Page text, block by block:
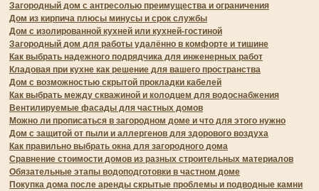
Загородный дом с антресолью преимущества и ограничения
Дом из кирпича плюсы минусы и срок службы
Дом с изолированной кухней или кухней-гостиной
Загородный дом для работы удалённо в комфорте и тишине
Как выбрать надежного подрядчика для инженерных работ
Кладовая при кухне как решение для вашего пространства
Дом с возможностью скрытой прокладки кабелей
Как выбрать между скважиной и колодцем для водоснабжения
Вентилируемые фасады для частных домов
Можно ли прописаться в загородном доме и что для этого нужно
Дом с защитой от пыли и аллергенов для здорового воздуха
Как правильно выбрать окна для загородного дома
Сравнение стоимости домов из разных строительных материалов
Обязательные этапы водоподготовки в частном доме
Покупка дома после аренды скрытые проблемы и подводные камни